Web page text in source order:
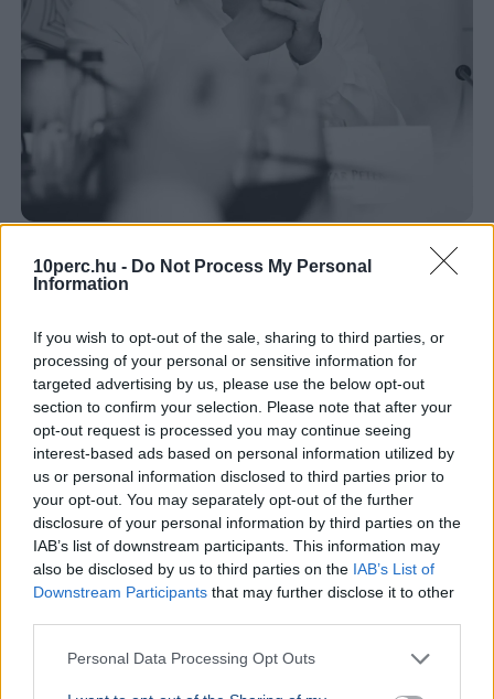
10perc.hu - Do Not Process My Personal
Information
If you wish to opt-out of the sale, sharing to third parties, or
processing of your personal or sensitive information for
targeted advertising by us, please use the below opt-out
section to confirm your selection. Please note that after your
opt-out request is processed you may continue seeing
interest-based ads based on personal information utilized by
us or personal information disclosed to third parties prior to
your opt-out. You may separately opt-out of the further
disclosure of your personal information by third parties on the
IAB’s list of downstream participants. This information may
also be disclosed by us to third parties on the IAB’s List of
Downstream Participants that may further disclose it to other
Personal Data Processing Opt Outs
Magyar Péter szerint nem lesz meglepetés a
kedden választ a három jelölt közül.Bővebben...
BELFÖLD 2026. augusztus 7.
Online felületen várják a javaslatokat a
közmédia megújításához